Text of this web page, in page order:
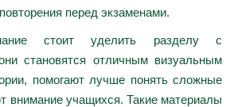
перед экзаменами.
стоит уделить разделу с
становятся отличным визуальным
помогают лучше понять сложные
внимание учащихся. Такие материалы